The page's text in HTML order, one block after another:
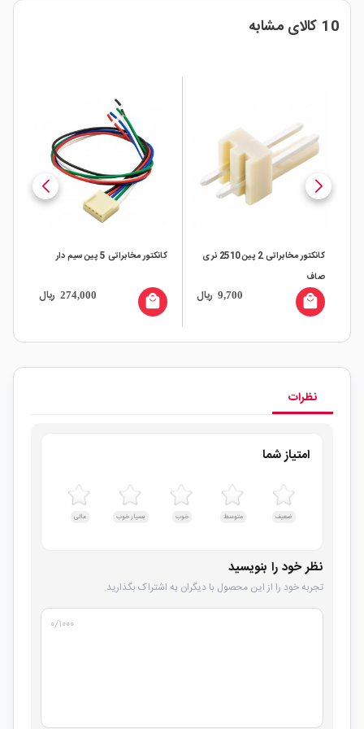
10 کالای مشابه
کانکتور مخابراتی 2 پین 2510 نری
صاف
9,700 ریال local_mall
کانکتور مخابراتی 5 پین سیم دار
274,000 ریال local_mall
نظرات
امتیاز شما
ضعیف متوسط خوب بسیار خوب عالی
نظر خود را بنویسید
تجربه خود را از این محصول با دیگران به اشتراک بگذارید.
۰/۱۰۰۰